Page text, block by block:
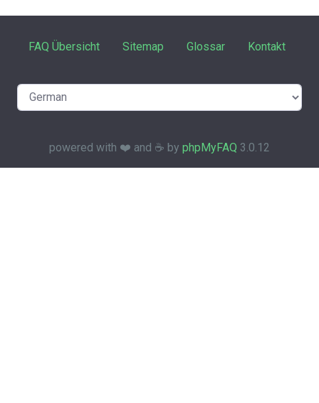
FAQ Übersicht Sitemap Glossar Kontakt
powered with ❤️ and ☕️ by phpMyFAQ 3.0.12